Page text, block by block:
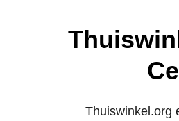
Thuiswinkel.org